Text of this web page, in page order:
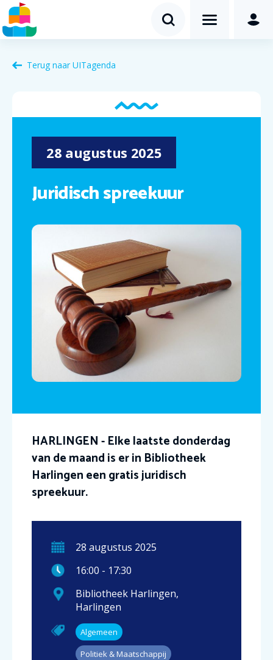
Terug naar UITagenda
28 augustus 2025
Juridisch spreekuur
HARLINGEN - Elke laatste donderdag
van de maand is er in Bibliotheek
Harlingen een gratis juridisch
spreekuur.
28 augustus 2025
16:00 - 17:30
Bibliotheek Harlingen,
Harlingen
Algemeen
Politiek & Maatschappij